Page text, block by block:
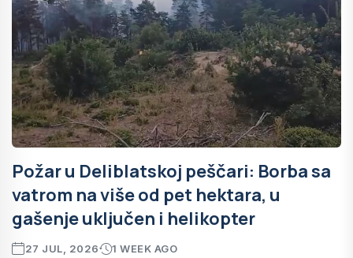
Požar u Deliblatskoj peščari: Borba sa
vatrom na više od pet hektara, u
gašenje uključen i helikopter
27 JUL, 2026 1 WEEK AGO